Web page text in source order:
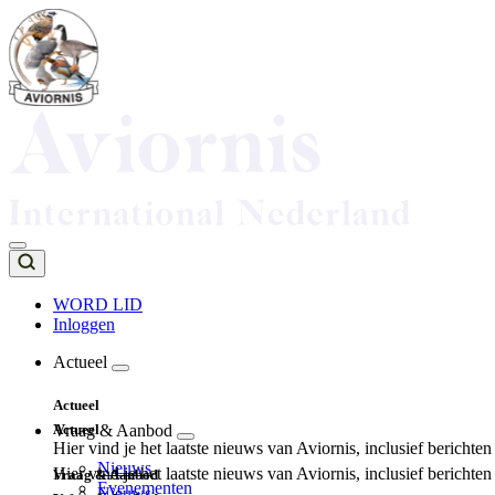
Overslaan
en
naar
de
inhoud
Top
navigation
WORD LID
Inloggen
navigation
Actueel
Actueel
Hier vind je het laatste nieuws van Aviornis, inclusief
Nieuws
Evenementen
Actueel
Hier vind je het laatste nieuws van Aviornis, inclusief
Vraag & Aanbod
Vraag & Aanbod